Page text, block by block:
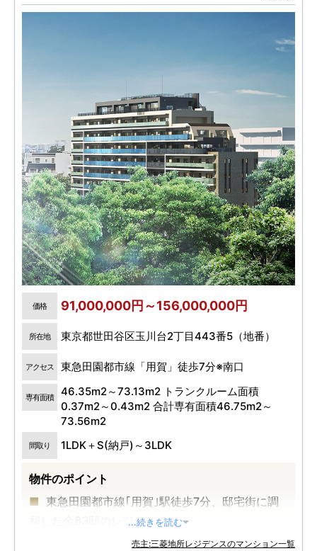
価格 91,000,000円～156,000,000円
所在地 東京都世田谷区玉川台2丁目443番5（地番）
アクセス 東急田園都市線「用賀」徒歩7分※南口
専有面積
46.35m2～73.13m2 トランクルーム面積
0.37m2～0.43m2 合計専有面積46.75m2～
73.56m2
間取り 1LDK＋S(納戸)～3LDK
物件のポイント
東急田園都市線｢用賀｣駅徒歩7分、邸宅街に調
和した全83邸のレジデンス
全邸東向き1LDK+S(納戸)～3LDK、多様なライ
...続きを読む
売主:三菱地所レジデンスのマンション一覧